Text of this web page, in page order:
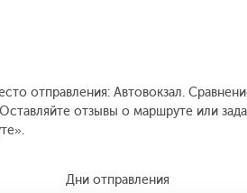
отправления: Автовокзал.
отзывы о маршруте или
Дни отправления